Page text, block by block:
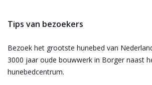
Tips van bezoekers
Bezoek het grootste hunebed van
3000 jaar oude bouwwerk in Borger naast
hunebedcentrum.